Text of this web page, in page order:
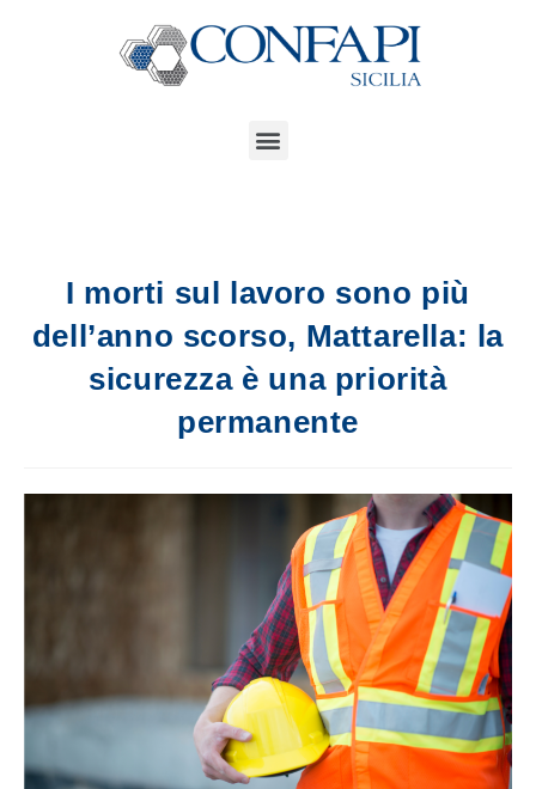
I morti sul lavoro sono più
dell’anno scorso, Mattarella: la
sicurezza è una priorità
permanente